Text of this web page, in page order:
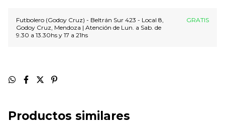
Futbolero (Godoy Cruz) - Beltrán Sur 423 - Local 8,
Godoy Cruz, Mendoza | Atención de Lun. a Sab. de
9.30 a 13.30hs y 17 a 21hs
GRATIS
Productos similares